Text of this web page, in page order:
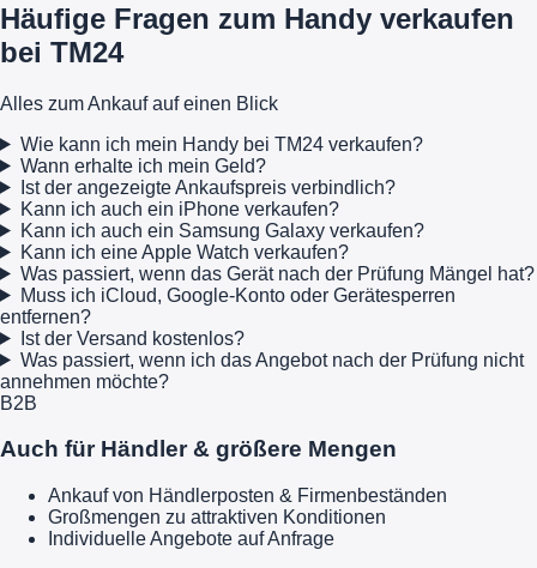
Häufige Fragen zum Handy verkaufen
bei TM24
Alles zum Ankauf auf einen Blick
Wie kann ich mein Handy bei TM24 verkaufen?
Wann erhalte ich mein Geld?
Ist der angezeigte Ankaufspreis verbindlich?
Kann ich auch ein iPhone verkaufen?
Kann ich auch ein Samsung Galaxy verkaufen?
Kann ich eine Apple Watch verkaufen?
Was passiert, wenn das Gerät nach der Prüfung Mängel hat?
Muss ich iCloud, Google-Konto oder Gerätesperren
entfernen?
Ist der Versand kostenlos?
Was passiert, wenn ich das Angebot nach der Prüfung nicht
annehmen möchte?
B2B
Auch für Händler & größere Mengen
Ankauf von Händlerposten & Firmenbeständen
Großmengen zu attraktiven Konditionen
Individuelle Angebote auf Anfrage